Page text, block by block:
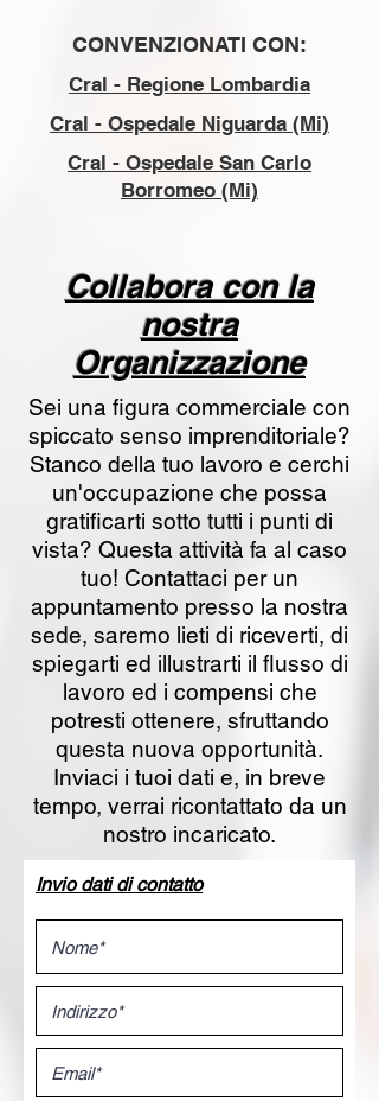
CONVENZIONATI CON:
Cral - Regione Lombardia
Cral - Ospedale Niguarda (Mi)
Cral - Ospedale San Carlo
Borromeo (Mi)
Collabora con la
nostra
Organizzazione
Sei una figura commerciale con
spiccato senso imprenditoriale?
Stanco della tuo lavoro e cerchi
un'occupazione che possa
gratificarti sotto tutti i punti di
vista? Questa attività fa al caso
tuo! Contattaci per un
appuntamento presso la nostra
sede, saremo lieti di riceverti, di
spiegarti ed illustrarti il flusso di
lavoro ed i compensi che
potresti ottenere, sfruttando
questa nuova opportunità.
Inviaci i tuoi dati e, in breve
tempo, verrai ricontattato da un
nostro incaricato.
Invio dati di contatto